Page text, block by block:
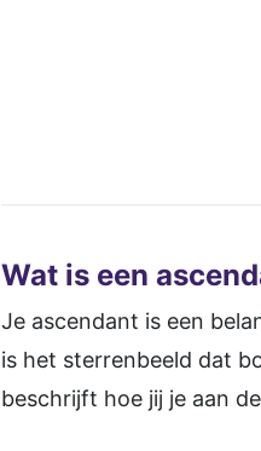
Wat is een
Je ascendant is een
is het sterrenbeeld dat
beschrijft hoe jij je aan